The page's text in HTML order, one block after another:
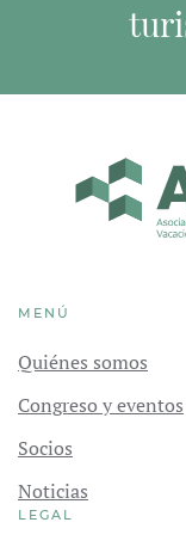
MENÚ
Quiénes somos
Congreso y eventos
Socios
Noticias
LEGAL